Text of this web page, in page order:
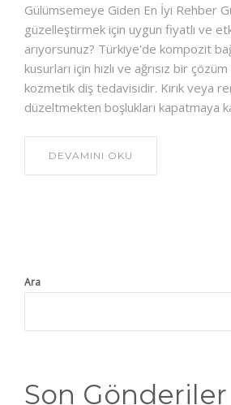
Gülümsemeye Giden En İyi Rehber
güzelleştirmek için uygun fiyatlı ve
arıyorsunuz? Türkiye'de kompozit
kusurları için hızlı ve ağrısız bir
kozmetik diş tedavisidir. Kırık veya
düzeltmekten boşlukları kapatmaya
DEVAMINI OKU
Ara
Son Gönderiler